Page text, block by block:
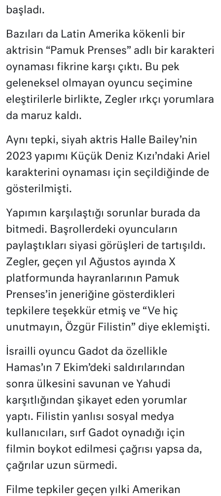
başladı.
Bazıları da Latin Amerika kökenli bir
aktrisin “Pamuk Prenses” adlı bir karakteri
oynaması fikrine karşı çıktı. Bu pek
geleneksel olmayan oyuncu seçimine
eleştirilerle birlikte, Zegler ırkçı yorumlara
da maruz kaldı.
Aynı tepki, siyah aktris Halle Bailey’nin
2023 yapımı Küçük Deniz Kızı’ndaki Ariel
karakterini oynaması için seçildiğinde de
gösterilmişti.
Yapımın karşılaştığı sorunlar burada da
bitmedi. Başrollerdeki oyuncuların
paylaştıkları siyasi görüşleri de tartışıldı.
Zegler, geçen yıl Ağustos ayında X
platformunda hayranlarının Pamuk
Prenses’in jeneriğine gösterdikleri
tepkilere teşekkür etmiş ve “Ve hiç
unutmayın, Özgür Filistin” diye eklemişti.
İsrailli oyuncu Gadot da özellikle
Hamas’ın 7 Ekim’deki saldırılarından
sonra ülkesini savunan ve Yahudi
karşıtlığından şikayet eden yorumlar
yaptı. Filistin yanlısı sosyal medya
kullanıcıları, sırf Gadot oynadığı için
filmin boykot edilmesi çağrısı yapsa da,
çağrılar uzun sürmedi.
Filme tepkiler geçen yılki Amerikan